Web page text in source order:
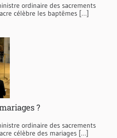
ordinaire des sacrements
célèbre les baptêmes […]
?
ordinaire des sacrements
célèbre des mariages […]